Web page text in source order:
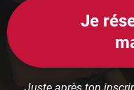
Je
Juste après ton